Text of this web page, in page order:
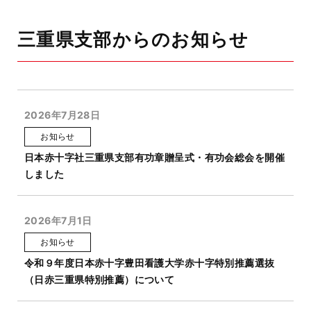
三重県支部からのお知らせ
2026年7月28日
お知らせ
日本赤十字社三重県支部有功章贈呈式・有功会総会を開催
しました
2026年7月1日
お知らせ
令和９年度日本赤十字豊田看護大学赤十字特別推薦選抜
（日赤三重県特別推薦）について